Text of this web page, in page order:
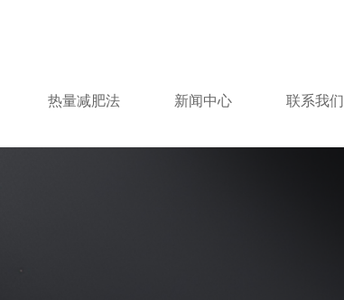
热量减肥法 新闻中心 联系我们